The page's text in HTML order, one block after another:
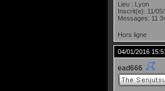
Lieu : Lyon
Inscrit(e): 11/
Messages: 11
Hors ligne
04/01/2016
ead666